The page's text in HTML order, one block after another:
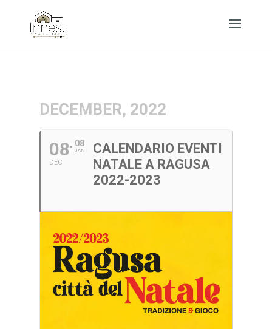
DECEMBER, 2022
08
DEC
08
JAN
CALENDARIO EVENTI
NATALE A RAGUSA
2022-2023